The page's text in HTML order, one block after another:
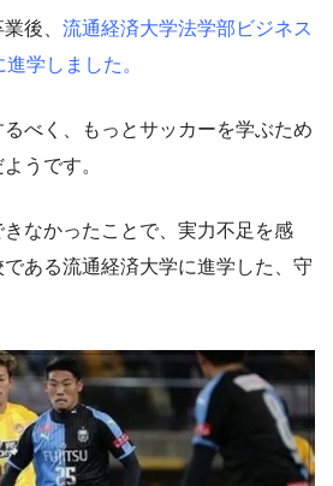
後、 流通経済大学法学部ビジネス
学しました。
べく、もっとサッカーを学ぶため
うです。
なかったことで、実力不足を感
ある流通経済大学に進学した、守